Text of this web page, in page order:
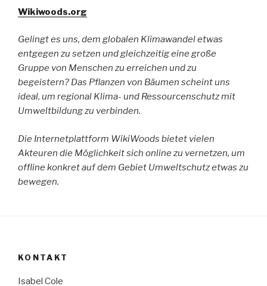
Wikiwoods.org
Gelingt es uns, dem globalen Klimawandel etwas
entgegen zu setzen und gleichzeitig eine große
Gruppe von Menschen zu erreichen und zu
begeistern? Das Pflanzen von Bäumen scheint uns
ideal, um regional Klima- und Ressourcenschutz mit
Umweltbildung zu verbinden.
Die Internetplattform WikiWoods bietet vielen
Akteuren die Möglichkeit sich online zu vernetzen, um
offline konkret auf dem Gebiet Umweltschutz etwas zu
bewegen.
KONTAKT
Isabel Cole